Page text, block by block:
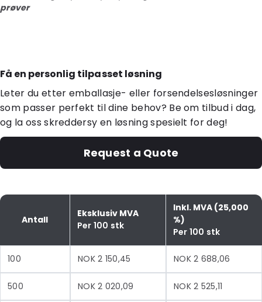
prøver
Få en personlig tilpasset løsning
Leter du etter emballasje- eller forsendelsesløsninger
som passer perfekt til dine behov? Be om tilbud i dag,
og la oss skreddersy en løsning spesielt for deg!
Request a Quote
Antall
Eksklusiv MVA
Per 100 stk
Inkl. MVA (25,000
%)
Per 100 stk
100 NOK 2 150,45 NOK 2 688,06
500 NOK 2 020,09 NOK 2 525,11